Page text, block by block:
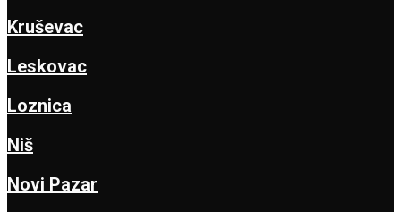
Kruševac
Leskovac
Loznica
Niš
Novi Pazar